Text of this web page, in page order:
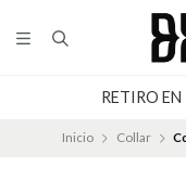
RETIRO
Inicio Collar